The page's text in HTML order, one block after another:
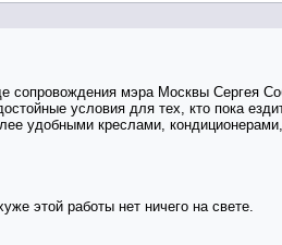
мэра Москвы Сергея
условия для тех, кто пока
удобными креслами,
этой работы нет ничего на свете.